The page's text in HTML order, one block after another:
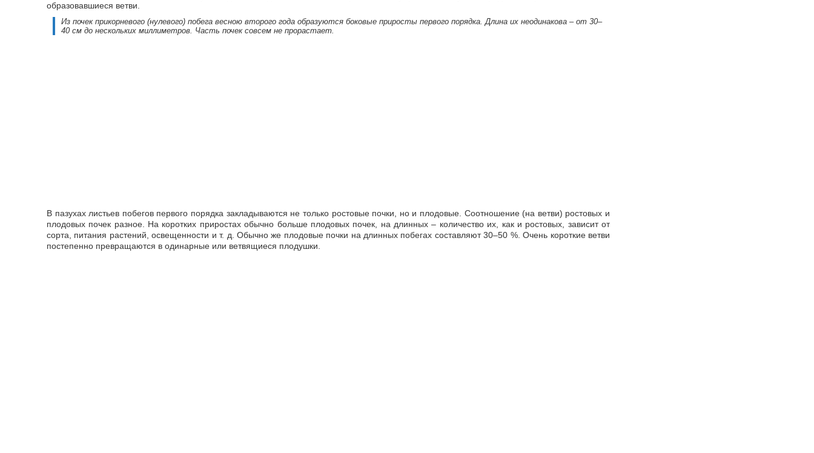
образовавшиеся ветви.
Из почек прикорневого (нулевого) побега весною второго года образуются боковые приросты первого порядка. Длина их неодинакова – от 30–
40 см до нескольких миллиметров. Часть почек совсем не прорастает.
В пазухах листьев побегов первого порядка закладываются не только ростовые почки, но и плодовые. Соотношение (на ветви) ростовых и
плодовых почек разное. На коротких приростах обычно больше плодовых почек, на длинных – количество их, как и ростовых, зависит от
сорта, питания растений, освещенности и т. д. Обычно же плодовые почки на длинных побегах составляют 30–50 %. Очень короткие ветви
постепенно превращаются в одинарные или ветвящиеся плодушки.